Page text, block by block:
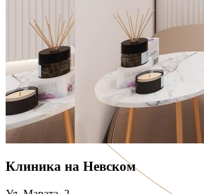
Клиника на Невском